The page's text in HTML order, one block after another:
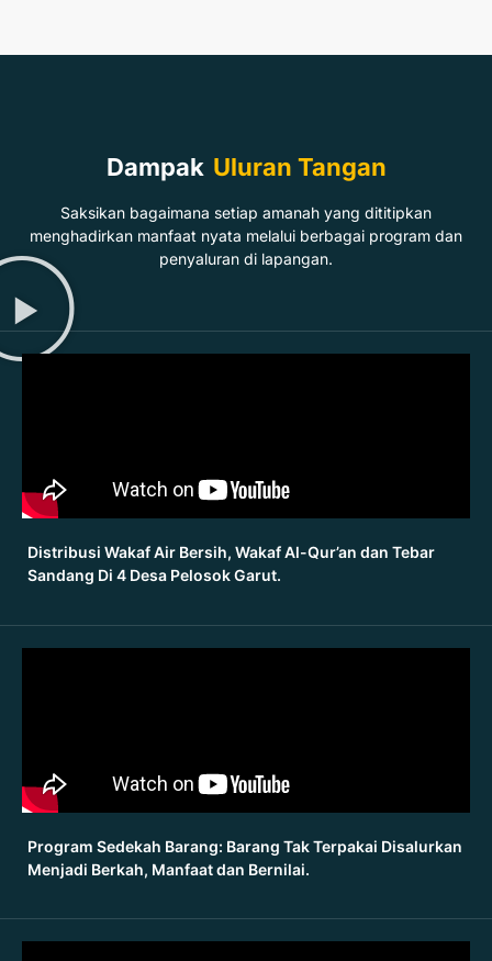
Dampak Uluran Tangan
Saksikan bagaimana setiap amanah yang dititipkan
menghadirkan manfaat nyata melalui berbagai program dan
penyaluran di lapangan.
Distribusi Wakaf Air Bersih, Wakaf Al-Qur’an dan Tebar
Sandang Di 4 Desa Pelosok Garut.
Program Sedekah Barang: Barang Tak Terpakai Disalurkan
Menjadi Berkah, Manfaat dan Bernilai.